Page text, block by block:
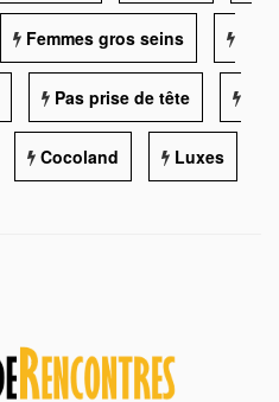
Femmes gros seins
Pas prise de tête
Cocoland Luxes